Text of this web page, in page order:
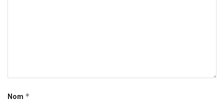
Nom *